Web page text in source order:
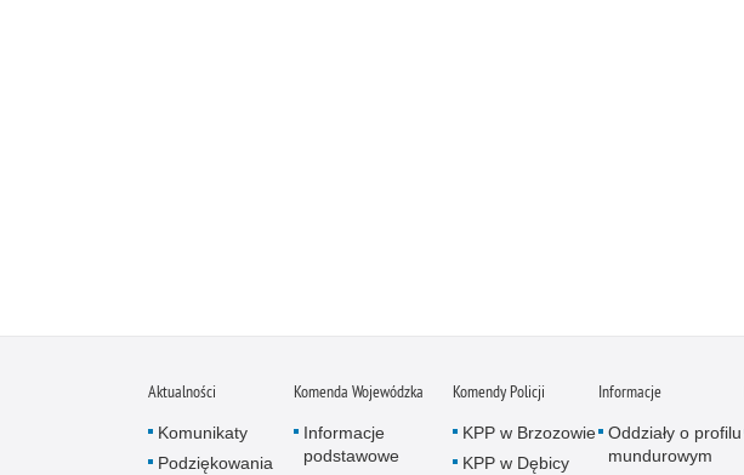
Aktualności
Komunikaty
Podziękowania
Komenda Wojewódzka
Informacje
podstawowe
Komendy Policji
KPP w Brzozowie
KPP w Dębicy
Informacje
Oddziały o profilu
mundurowym